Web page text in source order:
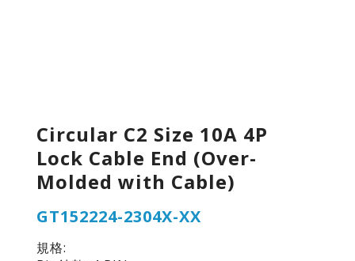
Circular C2 Size 10A 4P
Lock Cable End (Over-
Molded with Cable)
GT152224-2304X-XX
規格: